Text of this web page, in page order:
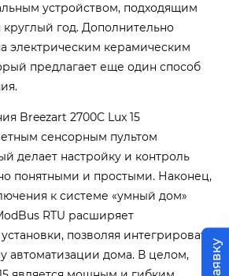
устройством, подходящим
круглый год. Дополнительно
электрическим керамическим
предлагает еще один способ
Breezart 2700C Lux 15
сенсорным пультом
делает настройку и контроль
понятными и простыми. Наконец,
к системе «умный дом»
RTU расширяет
позволяя интегрировать
автоматизации дома. В целом,